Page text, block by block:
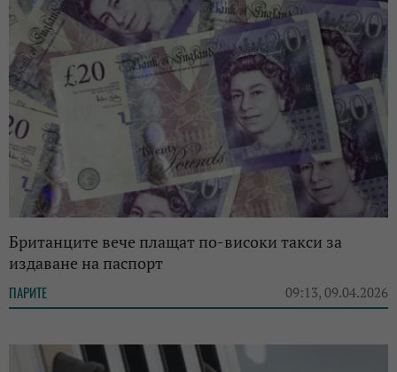
Британците вече плащат по-високи такси за
издаване на паспорт
ПАРИТЕ 09:13, 09.04.2026